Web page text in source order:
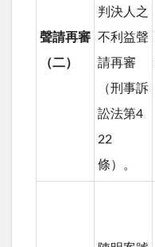
聲請再審
（二）
判決人之
不利益聲
請再審
（刑事訴
訟法第4
22
條）。